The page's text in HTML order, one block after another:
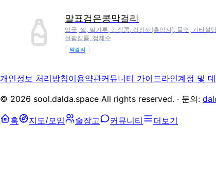
말표검은콩막걸리
입국, 쌀, 밀가루, 검정콩, 검정깨(흑임자), 물엿, 기타설
설팜칼륨, 정제수
막걸리
개인정보 처리방침이용약관커뮤니티 가이드라인계정 및
© 2026 sool.dalda.space All rights reserved. · 문의:
홈 지도/모임 술장고 커뮤니티 더보기